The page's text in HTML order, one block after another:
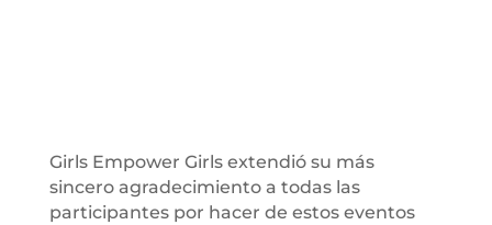
Girls Empower Girls extendió su más
sincero agradecimiento a todas las
participantes por hacer de estos eventos